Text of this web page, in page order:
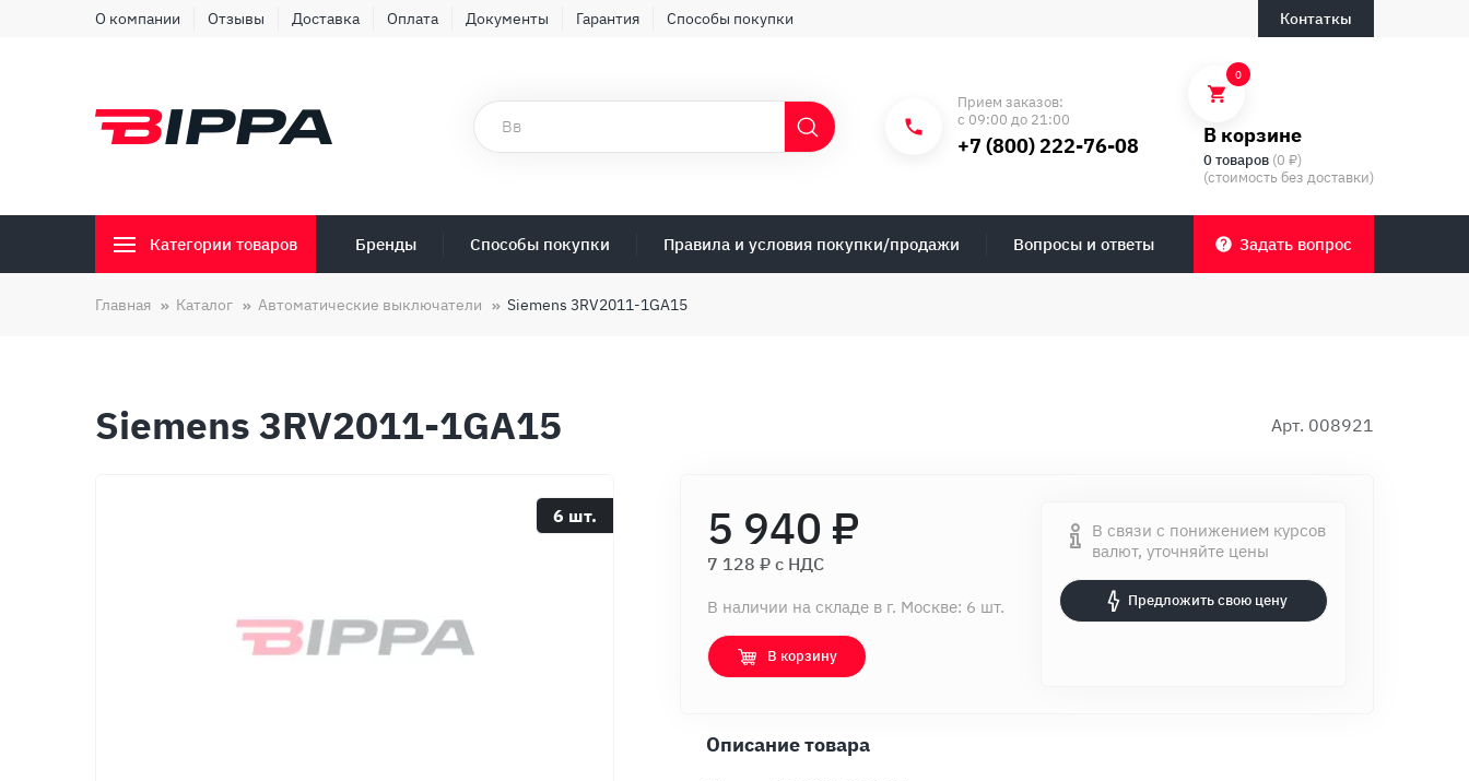
О компании Отзывы Доставка Оплата Документы Гарантия Способы покупки Контаткы
Прием заказов:
с 09:00 до 21:00
+7 (800) 222-76-08
0
В корзине
0 товаров (0 ₽)
(стоимость без доставки)
Категории товаров Бренды Способы покупки Правила и условия покупки/продажи Вопросы и ответы Задать вопрос
Главная Каталог Автоматические выключатели Siemens 3RV2011-1GA15
Siemens 3RV2011-1GA15 Арт. 008921
6 шт. 5 940 ₽
7 128 ₽ c НДС
В наличии на складе в г. Москве: 6 шт.
В корзину
В связи с понижением курсов
валют, уточняйте цены
Предложить свою цену
Описание товара